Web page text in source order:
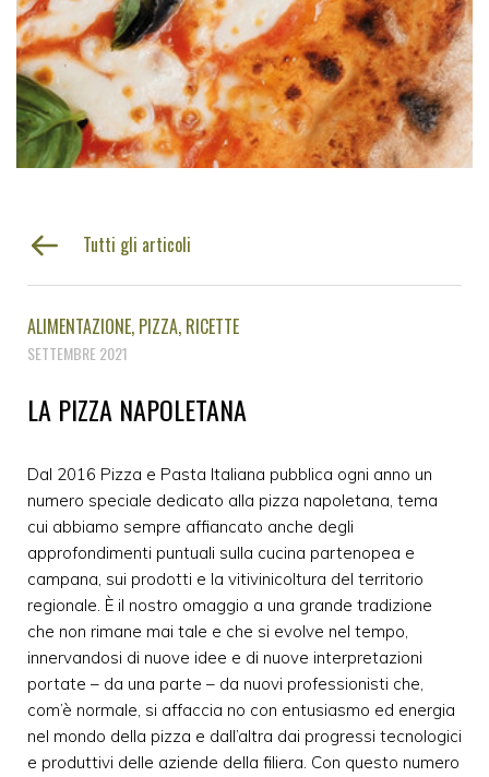
Tutti gli articoli
ALIMENTAZIONE PIZZA RICETTE
SETTEMBRE 2021
LA PIZZA NAPOLETANA
Dal 2016 Pizza e Pasta Italiana pubblica ogni anno un
numero speciale dedicato alla pizza napoletana, tema
cui abbiamo sempre affiancato anche degli
approfondimenti puntuali sulla cucina partenopea e
campana, sui prodotti e la vitivinicoltura del territorio
regionale. È il nostro omaggio a una grande tradizione
che non rimane mai tale e che si evolve nel tempo,
innervandosi di nuove idee e di nuove interpretazioni
portate – da una parte – da nuovi professionisti che,
com’è normale, si affaccia no con entusiasmo ed energia
nel mondo della pizza e dall’altra dai progressi tecnologici
e produttivi delle aziende della filiera. Con questo numero